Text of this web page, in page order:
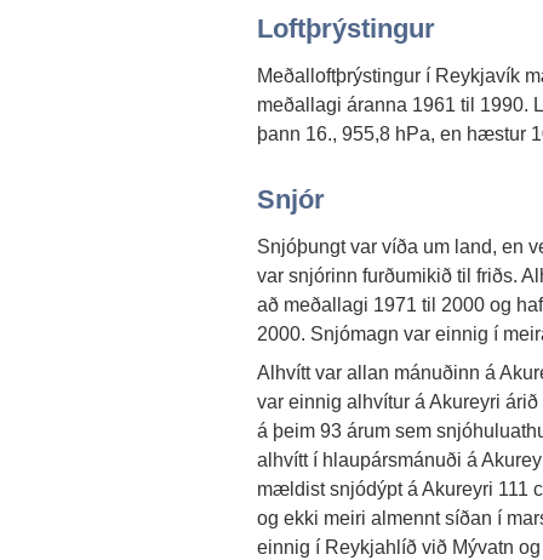
Loftþrýstingur
Meðalloftþrýstingur í Reykjavík
meðallagi áranna 1961 til
þann 16., 955,8 hPa, en hæstur
Snjór
Snjóþungt var víða um land, en
var snjórinn furðumikið til friðs.
að meðallagi 1971 til 2000 og
2000. Snjómagn var einnig í
Alhvítt var allan mánuðinn á
var einnig alhvítur á Akureyri
á þeim 93 árum sem
alhvítt í hlaupársmánuði á
mældist snjódýpt á Akureyri 111
og ekki meiri almennt síðan í
einnig í Reykjahlíð við Mývatn